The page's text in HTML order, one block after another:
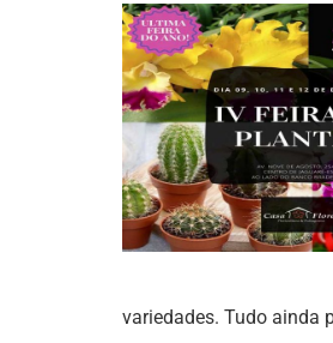
variedades. Tudo ainda